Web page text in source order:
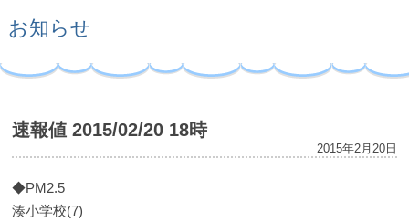
お知らせ
速報値 2015/02/20 18時
2015年2月20日
◆PM2.5
湊小学校(7)